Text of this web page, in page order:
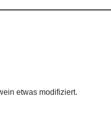
etwas modifiziert.